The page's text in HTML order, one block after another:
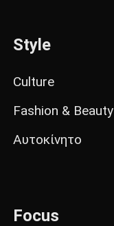
Style
Culture
Fashion & Beauty
Αυτοκίνητο
Focus